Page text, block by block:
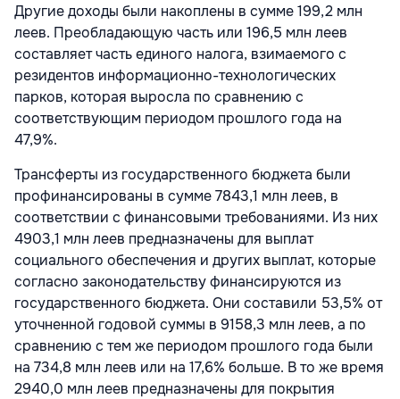
Другие доходы были накоплены в сумме 199,2 млн
леев. Преобладающую часть или 196,5 млн леев
составляет часть единого налога, взимаемого с
резидентов информационно-технологических
парков, которая выросла по сравнению с
соответствующим периодом прошлого года на
47,9%.
Трансферты из государственного бюджета были
профинансированы в сумме 7843,1 млн леев, в
соответствии с финансовыми требованиями. Из них
4903,1 млн леев предназначены для выплат
социального обеспечения и других выплат, которые
согласно законодательству финансируются из
государственного бюджета. Они составили 53,5% от
уточненной годовой суммы в 9158,3 млн леев, а по
сравнению с тем же периодом прошлого года были
на 734,8 млн леев или на 17,6% больше. В то же время
2940,0 млн леев предназначены для покрытия